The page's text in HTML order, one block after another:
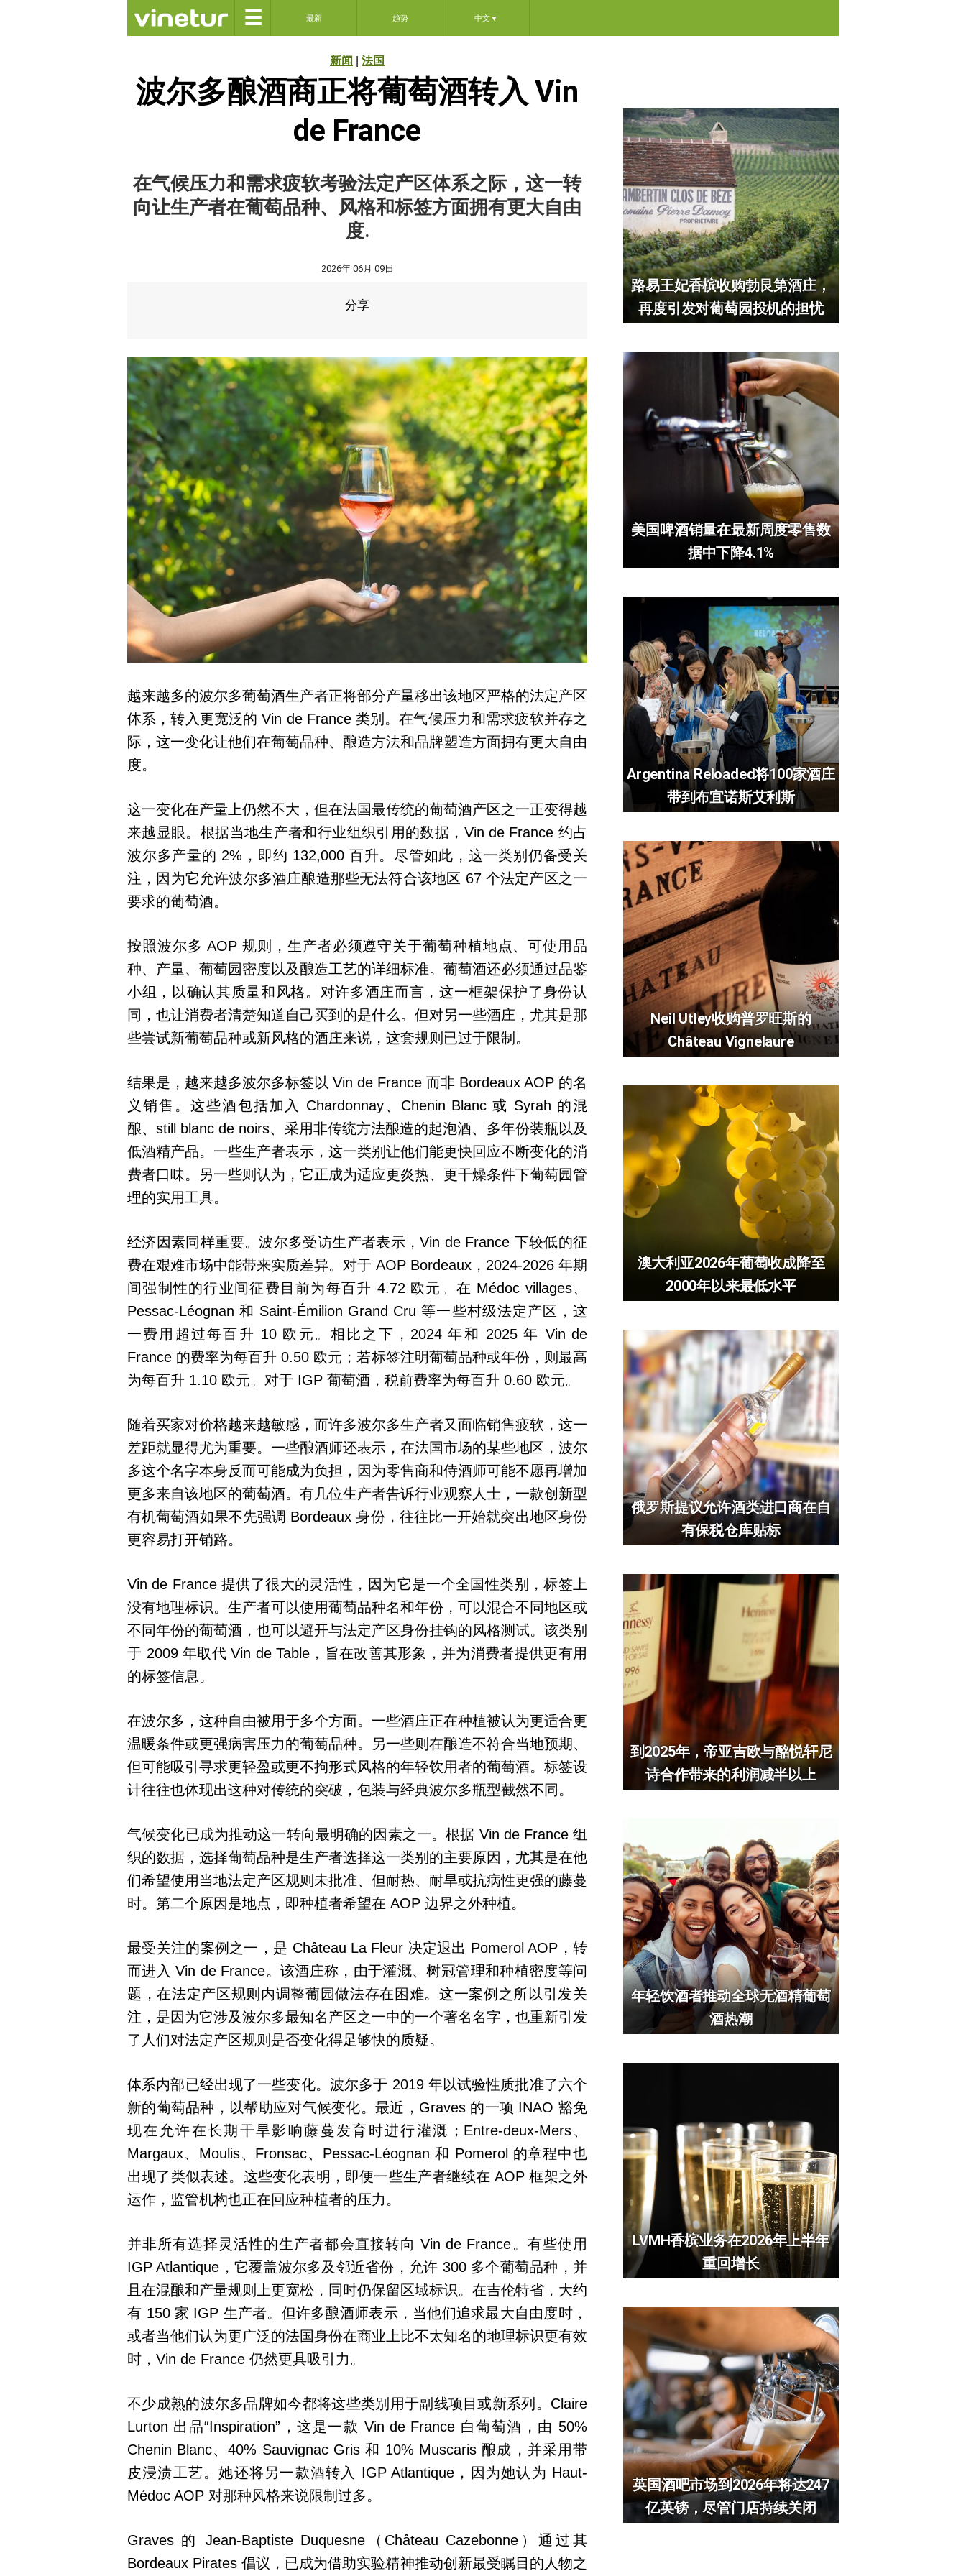
☰ 最新 趋势 中文 ▼
新闻 法国
波尔多酿酒商正将葡萄酒转入 Vin
de France
在气候压力和需求疲软考验法定产区体系之际，这一转
向让生产者在葡萄品种、风格和标签方面拥有更大自由
度.
2026年 06月 09日
分享
越来越多的波尔多葡萄酒生产者正将部分产量移出该地区严格的法定产区
体系，转入更宽泛的 Vin de France 类别。在气候压力和需求疲软并存之
际，这一变化让他们在葡萄品种、酿造方法和品牌塑造方面拥有更大自由
度。
这一变化在产量上仍然不大，但在法国最传统的葡萄酒产区之一正变得越
来越显眼。根据当地生产者和行业组织引用的数据，Vin de France 约占
波尔多产量的 2%，即约 132,000 百升。尽管如此，这一类别仍备受关
注，因为它允许波尔多酒庄酿造那些无法符合该地区 67 个法定产区之一
要求的葡萄酒。
按照波尔多 AOP 规则，生产者必须遵守关于葡萄种植地点、可使用品
种、产量、葡萄园密度以及酿造工艺的详细标准。葡萄酒还必须通过品鉴
小组，以确认其质量和风格。对许多酒庄而言，这一框架保护了身份认
同，也让消费者清楚知道自己买到的是什么。但对另一些酒庄，尤其是那
些尝试新葡萄品种或新风格的酒庄来说，这套规则已过于限制。
结果是，越来越多波尔多标签以 Vin de France 而非 Bordeaux AOP 的名
义销售。这些酒包括加入 Chardonnay、Chenin Blanc 或 Syrah 的混
酿、still blanc de noirs、采用非传统方法酿造的起泡酒、多年份装瓶以及
低酒精产品。一些生产者表示，这一类别让他们能更快回应不断变化的消
费者口味。另一些则认为，它正成为适应更炎热、更干燥条件下葡萄园管
理的实用工具。
经济因素同样重要。波尔多受访生产者表示，Vin de France 下较低的征
费在艰难市场中能带来实质差异。对于 AOP Bordeaux，2024-2026 年期
间强制性的行业间征费目前为每百升 4.72 欧元。在 Médoc villages、
Pessac-Léognan 和 Saint-Émilion Grand Cru 等一些村级法定产区，这
一费用超过每百升 10 欧元。相比之下，2024 年和 2025 年 Vin de
France 的费率为每百升 0.50 欧元；若标签注明葡萄品种或年份，则最高
为每百升 1.10 欧元。对于 IGP 葡萄酒，税前费率为每百升 0.60 欧元。
随着买家对价格越来越敏感，而许多波尔多生产者又面临销售疲软，这一
差距就显得尤为重要。一些酿酒师还表示，在法国市场的某些地区，波尔
多这个名字本身反而可能成为负担，因为零售商和侍酒师可能不愿再增加
更多来自该地区的葡萄酒。有几位生产者告诉行业观察人士，一款创新型
有机葡萄酒如果不先强调 Bordeaux 身份，往往比一开始就突出地区身份
更容易打开销路。
Vin de France 提供了很大的灵活性，因为它是一个全国性类别，标签上
没有地理标识。生产者可以使用葡萄品种名和年份，可以混合不同地区或
不同年份的葡萄酒，也可以避开与法定产区身份挂钩的风格测试。该类别
于 2009 年取代 Vin de Table，旨在改善其形象，并为消费者提供更有用
的标签信息。
在波尔多，这种自由被用于多个方面。一些酒庄正在种植被认为更适合更
温暖条件或更强病害压力的葡萄品种。另一些则在酿造不符合当地预期、
但可能吸引寻求更轻盈或更不拘形式风格的年轻饮用者的葡萄酒。标签设
计往往也体现出这种对传统的突破，包装与经典波尔多瓶型截然不同。
气候变化已成为推动这一转向最明确的因素之一。根据 Vin de France 组
织的数据，选择葡萄品种是生产者选择这一类别的主要原因，尤其是在他
们希望使用当地法定产区规则未批准、但耐热、耐旱或抗病性更强的藤蔓
时。第二个原因是地点，即种植者希望在 AOP 边界之外种植。
最受关注的案例之一，是 Château La Fleur 决定退出 Pomerol AOP，转
而进入 Vin de France。该酒庄称，由于灌溉、树冠管理和种植密度等问
题，在法定产区规则内调整葡园做法存在困难。这一案例之所以引发关
注，是因为它涉及波尔多最知名产区之一中的一个著名名字，也重新引发
了人们对法定产区规则是否变化得足够快的质疑。
体系内部已经出现了一些变化。波尔多于 2019 年以试验性质批准了六个
新的葡萄品种，以帮助应对气候变化。最近，Graves 的一项 INAO 豁免
现在允许在长期干旱影响藤蔓发育时进行灌溉；Entre-deux-Mers、
Margaux、Moulis、Fronsac、Pessac-Léognan 和 Pomerol 的章程中也
出现了类似表述。这些变化表明，即便一些生产者继续在 AOP 框架之外
运作，监管机构也正在回应种植者的压力。
并非所有选择灵活性的生产者都会直接转向 Vin de France。有些使用
IGP Atlantique，它覆盖波尔多及邻近省份，允许 300 多个葡萄品种，并
且在混酿和产量规则上更宽松，同时仍保留区域标识。在吉伦特省，大约
有 150 家 IGP 生产者。但许多酿酒师表示，当他们追求最大自由度时，
或者当他们认为更广泛的法国身份在商业上比不太知名的地理标识更有效
时，Vin de France 仍然更具吸引力。
不少成熟的波尔多品牌如今都将这些类别用于副线项目或新系列。Claire
Lurton 出品“Inspiration”，这是一款 Vin de France 白葡萄酒，由 50%
Chenin Blanc、40% Sauvignac Gris 和 10% Muscaris 酿成，并采用带
皮浸渍工艺。她还将另一款酒转入 IGP Atlantique，因为她认为 Haut-
Médoc AOP 对那种风格来说限制过多。
Graves 的 Jean-Baptiste Duquesne（Château Cazebonne）通过其
Bordeaux Pirates 倡议，已成为借助实验精神推动创新最受瞩目的人物之
路易王妃香槟收购勃艮第酒庄，
再度引发对葡萄园投机的担忧
美国啤酒销量在最新周度零售数
据中下降4.1%
Argentina Reloaded将100家酒庄
带到布宜诺斯艾利斯
Neil Utley收购普罗旺斯的
Château Vignelaure
澳大利亚2026年葡萄收成降至
2000年以来最低水平
俄罗斯提议允许酒类进口商在自
有保税仓库贴标
到2025年，帝亚吉欧与酩悦轩尼
诗合作带来的利润减半以上
年轻饮酒者推动全球无酒精葡萄
酒热潮
LVMH香槟业务在2026年上半年
重回增长
英国酒吧市场到2026年将达247
亿英镑，尽管门店持续关闭